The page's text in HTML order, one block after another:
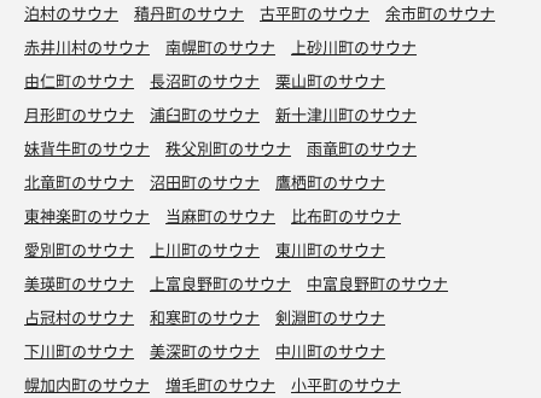
泊村のサウナ
積丹町のサウナ 古平町のサウナ
余市町のサウナ
赤井川村のサウナ
南幌町のサウナ
上砂川町のサウナ
由仁町のサウナ
長沼町のサウナ
栗山町のサウナ
月形町のサウナ
浦臼町のサウナ
新十津川町のサウナ
妹背牛町のサウナ
秩父別町のサウナ
雨竜町のサウナ
北竜町のサウナ
沼田町のサウナ
鷹栖町のサウナ
東神楽町のサウナ
当麻町のサウナ
比布町のサウナ
愛別町のサウナ
上川町のサウナ
東川町のサウナ
美瑛町のサウナ
上富良野町のサウナ
中富良野町のサウナ
占冠村のサウナ
和寒町のサウナ
剣淵町のサウナ
下川町のサウナ
美深町のサウナ
中川町のサウナ
幌加内町のサウナ
増毛町のサウナ
小平町のサウナ